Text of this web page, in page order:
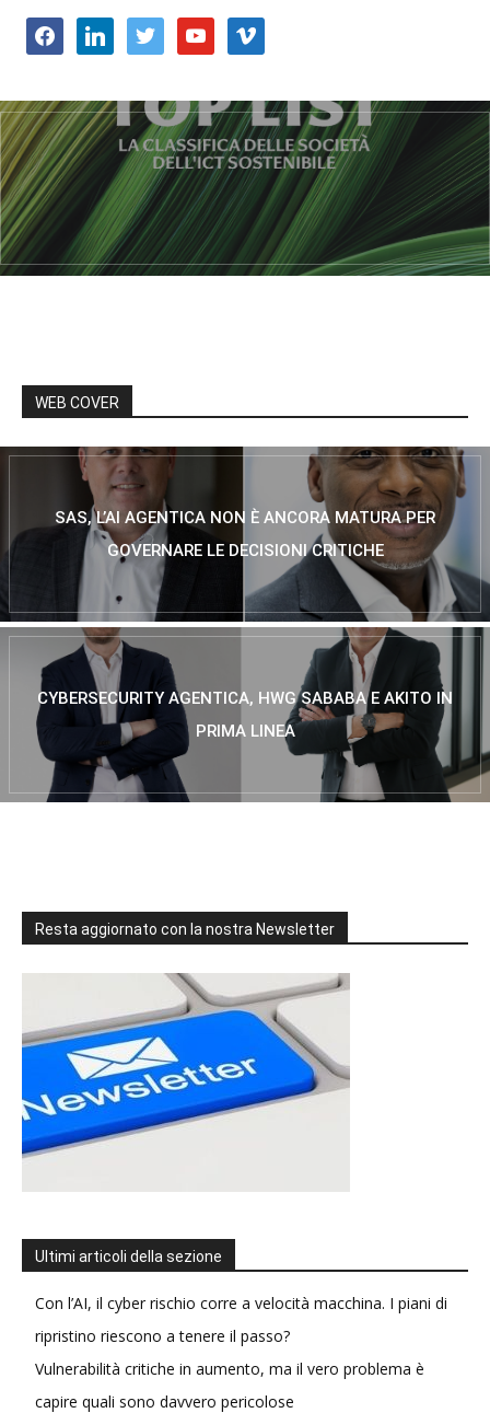
facebooklinkedin twitter youtube vimeo
WEB COVER
SAS, L’AI AGENTICA NON È ANCORA MATURA PER
GOVERNARE LE DECISIONI CRITICHE
CYBERSECURITY AGENTICA, HWG SABABA E AKITO IN
PRIMA LINEA
Resta aggiornato con la nostra Newsletter
Ultimi articoli della sezione
Con l’AI, il cyber rischio corre a velocità macchina. I piani di
ripristino riescono a tenere il passo?
Vulnerabilità critiche in aumento, ma il vero problema è
capire quali sono davvero pericolose